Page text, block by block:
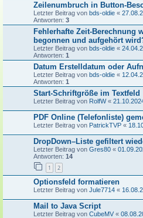
Zeilenumbruch in Button-
Letzter Beitrag von bds-oldie «
Antworten: 3
Fehlerhafte Zeit-Berechnung
begonnen und aufgehört
Letzter Beitrag von bds-oldie «
Antworten: 1
Datum Erstelldatum oder
Letzter Beitrag von bds-oldie «
Antworten: 1
Start-Schriftgröße im Textfeld
Letzter Beitrag von RolfW«
PDF Online (Telefonliste)
Letzter Beitrag von PatrickTVP «
DropDown–Liste gefiltert
Letzter Beitrag von Gres80 «
Antworten: 14
1 2
Optionsfeld formatieren
Letzter Beitrag von Jule7714 «
Mail to Java Script
Letzter Beitrag von CubeMV «